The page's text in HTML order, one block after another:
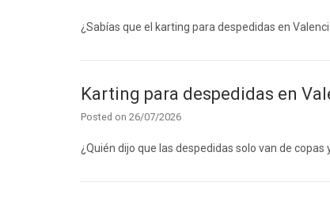
¿Sabías que el karting para despedidas en
Karting para despedidas en
Posted on 26/07/2026
¿Quién dijo que las despedidas solo van de